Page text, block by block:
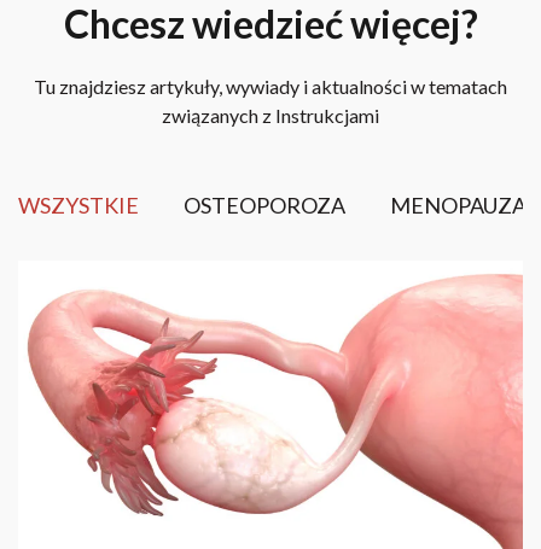
Chcesz wiedzieć więcej?
Tu znajdziesz artykuły, wywiady i aktualności w tematach
związanych z Instrukcjami
WSZYSTKIE OSTEOPOROZA MENOPAUZA